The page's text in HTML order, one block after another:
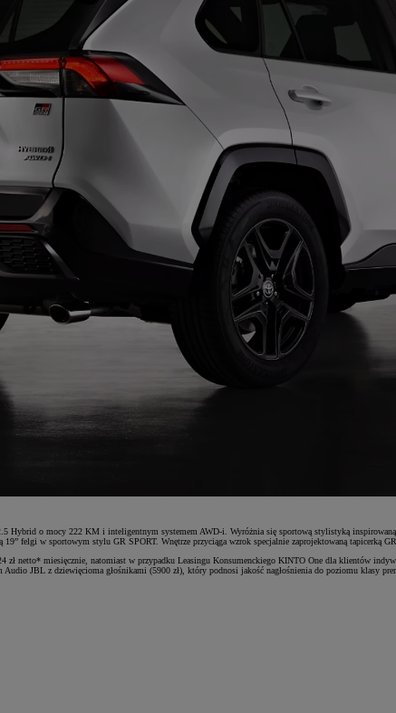
Hybrid o mocy 222 KM i inteligentnym systemem AWD-i. Wyróżnia się sportową stylistyką
felgi w sportowym stylu GR SPORT. Wnętrze przyciąga wzrok specjalnie zaprojektowaną tapicerką
netto* miesięcznie, natomiast w przypadku Leasingu Konsumenckiego KINTO One dla klientów
JBL z dziewięcioma głośnikami (5900 zł), który podnosi jakość nagłośnienia do poziomu klasy